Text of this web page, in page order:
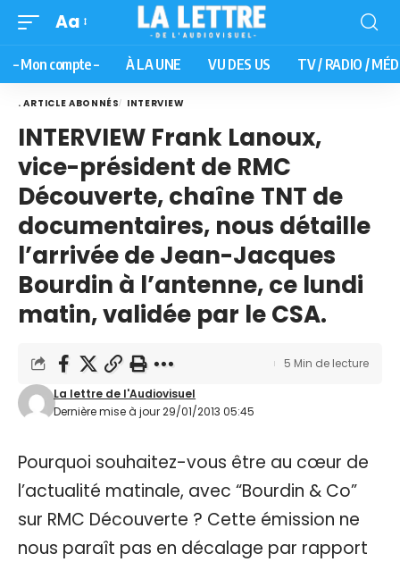
Aa
– Mon compte – À LA UNE VU DES US TV / RADIO /
. ARTICLE ABONNÉS INTERVIEW
INTERVIEW Frank Lanoux,
vice-président de RMC
Découverte, chaîne TNT de
documentaires, nous détaille
l’arrivée de Jean-Jacques
Bourdin à l’antenne, ce lundi
matin, validée par le CSA.
Dernière mise à jour 29/01/2013 05:45
La lettre de l'Audiovisuel
5 Min de lecture
Pourquoi souhaitez-vous être au cœur de
l’actualité matinale, avec “Bourdin & Co”
sur RMC Découverte ? Cette émission ne
nous paraît pas en décalage par rapport